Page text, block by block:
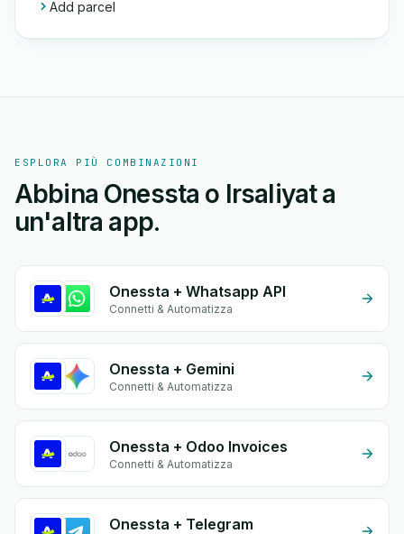
Add parcel
ESPLORA PIÙ COMBINAZIONI
Abbina Onessta o Irsaliyat a
un'altra app.
Onessta + Whatsapp API
Connetti & Automatizza
Onessta + Gemini
Connetti & Automatizza
Onessta + Odoo Invoices
Connetti & Automatizza
Onessta + Telegram